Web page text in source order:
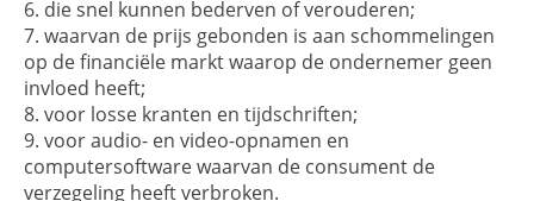
die snel kunnen bederven of verouderen;
waarvan de prijs gebonden is aan schommelingen
op de financiële markt waarop de ondernemer geen
invloed heeft;
voor losse kranten en tijdschriften;
voor audio- en video-opnamen en
computersoftware waarvan de consument de
verzegeling heeft verbroken.